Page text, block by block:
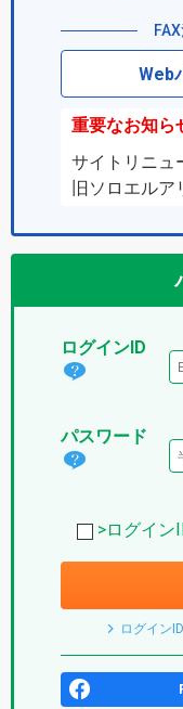
Web
重要なお知ら
サイトリニュ
旧ソロエル
ログインID
ログ
IDと
プ
パスワード
パス
ド
は？
リ)
>ログイン
ログイン